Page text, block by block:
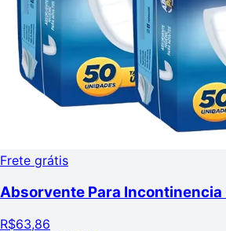
Frete grátis
Absorvente Para Incontinencia
R$63,86